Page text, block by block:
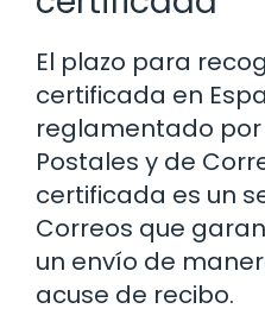
El plazo para
certificada en
reglamentado por
Postales y de
certificada es un
Correos que
un envío de
acuse de recibo.